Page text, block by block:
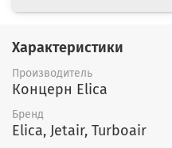
Характеристики
Производитель
Концерн Elica
Бренд
Elica, Jetair, Turboair